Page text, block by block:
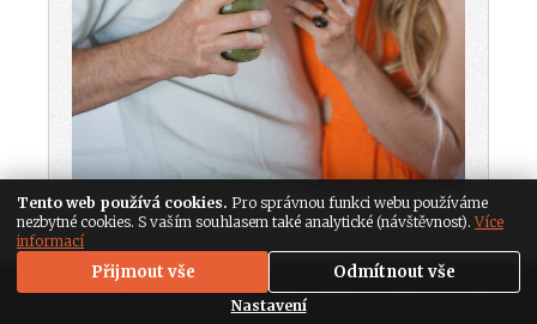
Copyright 2026. All Rights Reserved,Media Populus|Nastavení soukromí
Tento web používá cookies. Pro správnou funkci webu používáme
nezbytné cookies. S vaším souhlasem také analytické (návštěvnost).Více
informací
Přijmout vše Odmítnout vše
Nastavení